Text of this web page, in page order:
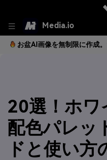
Media.io
お盆AI画像を無制限に作成
20選！ホワ
配色パレッ
ドと使い方